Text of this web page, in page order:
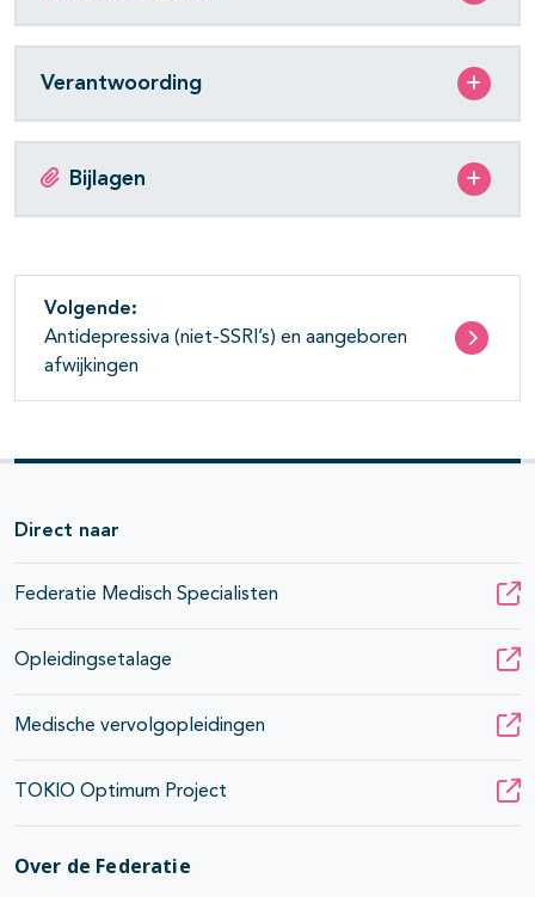
Verantwoording
Bijlagen
Volgende:
Antidepressiva (niet-SSRI’s) en aangeboren
afwijkingen
Direct naar
Federatie Medisch Specialisten
Opleidingsetalage
Medische vervolgopleidingen
TOKIO Optimum Project
Over de Federatie